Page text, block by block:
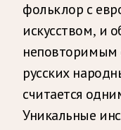
фольклор с
искусством, и
неповторимым
русских
считается
Уникальные